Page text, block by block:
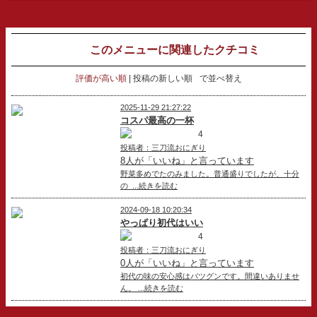
このメニューに関連したクチコミ
評価が高い順 投稿の新しい順 で並べ替え
2025-11-29 21:27:22
コスパ最高の一杯
4
投稿者：三刀流おにぎり
8人が「いいね」と言っています
野菜多めでたのみました。普通盛りでしたが、十分
の ...続きを読む
2024-09-18 10:20:34
やっぱり初代はいい
4
投稿者：三刀流おにぎり
0人が「いいね」と言っています
初代の味の安心感はバツグンです。間違いありませ
ん。 ...続きを読む